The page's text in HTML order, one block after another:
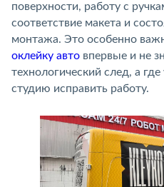
поверхности, работу с
соответствие макета и
монтажа. Это особенно
оклейку авто впервые и не
технологический след, а
студию исправить работу.